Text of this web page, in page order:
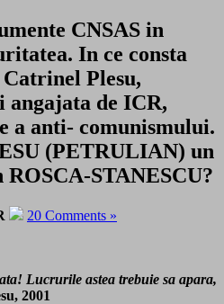
CNSAS in
In ce consta
Plesu,
angajata de ICR,
a anti- comunismului.
(PETRULIAN) un
STANESCU?
20 Comments »
Lucrurile astea trebuie sa apara,
2001